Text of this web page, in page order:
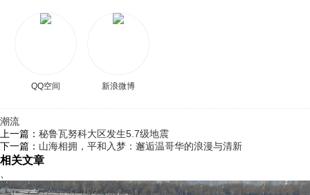
QQ空间 新浪微博
潮流
上一篇： 秘鲁瓦努科大区发生5.7级地震
下一篇： 山海相拥，平和入梦：邂逅温哥华的浪漫与清新
相关文章